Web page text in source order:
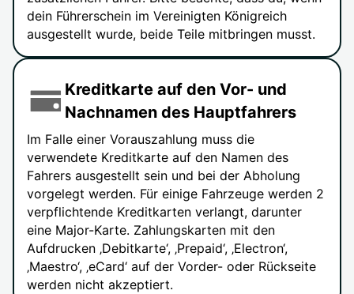
dein Führerschein im Vereinigten Königreich
ausgestellt wurde, beide Teile mitbringen musst.
Kreditkarte auf den Vor- und
Nachnamen des Hauptfahrers
Im Falle einer Vorauszahlung muss die
verwendete Kreditkarte auf den Namen des
Fahrers ausgestellt sein und bei der Abholung
vorgelegt werden. Für einige Fahrzeuge werden 2
verpflichtende Kreditkarten verlangt, darunter
eine Major-Karte. Zahlungskarten mit den
Aufdrucken ‚Debitkarte‘, ‚Prepaid‘, ‚Electron‘,
‚Maestro‘, ‚eCard‘ auf der Vorder- oder Rückseite
werden nicht akzeptiert.